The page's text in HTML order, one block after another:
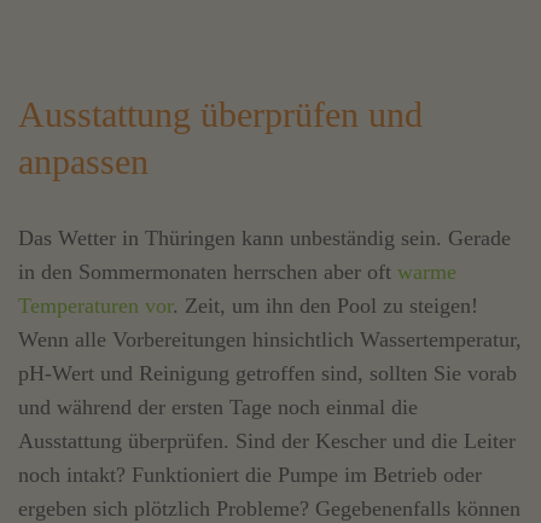
Ausstattung überprüfen und
anpassen
Das Wetter in Thüringen kann unbeständig sein. Gerade
in den Sommermonaten herrschen aber oft warme
Temperaturen vor. Zeit, um ihn den Pool zu steigen!
Wenn alle Vorbereitungen hinsichtlich Wassertemperatur,
pH-Wert und Reinigung getroffen sind, sollten Sie vorab
und während der ersten Tage noch einmal die
Ausstattung überprüfen. Sind der Kescher und die Leiter
noch intakt? Funktioniert die Pumpe im Betrieb oder
ergeben sich plötzlich Probleme? Gegebenenfalls können